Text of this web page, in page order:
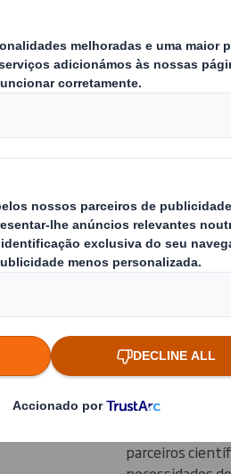
Na
Eis alguns dos
Produzimos
toda a Europa
Todos os testes
realizados de
e laboratórios
Combinamos
parceiros